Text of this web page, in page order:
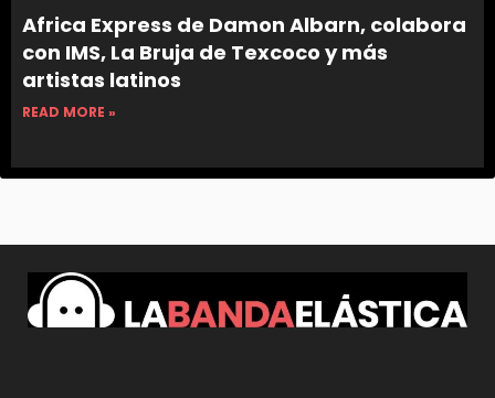
Africa Express de Damon Albarn, colabora
con IMS, La Bruja de Texcoco y más
artistas latinos
READ MORE »